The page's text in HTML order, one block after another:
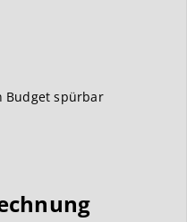
Budget spürbar